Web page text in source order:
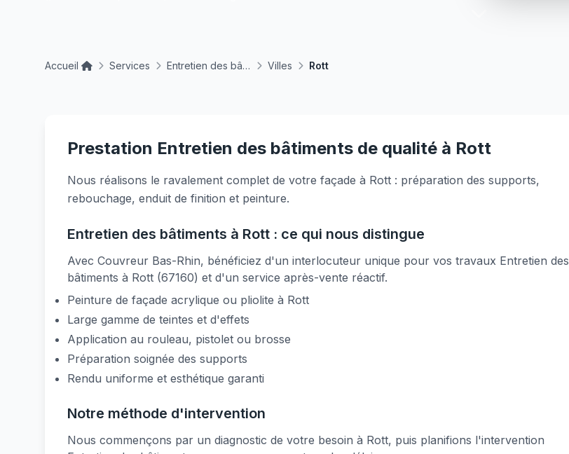
Accueil Services Entretien des bâtiments Villes Rott
Prestation Entretien des bâtiments de qualité à Rott
Nous réalisons le ravalement complet de votre façade à Rott : préparation des supports,
rebouchage, enduit de finition et peinture.
Entretien des bâtiments à Rott : ce qui nous distingue
Avec Couvreur Bas-Rhin, bénéficiez d'un interlocuteur unique pour vos travaux Entretien des
bâtiments à Rott (67160) et d'un service après-vente réactif.
Peinture de façade acrylique ou pliolite à Rott
Large gamme de teintes et d'effets
Application au rouleau, pistolet ou brosse
Préparation soignée des supports
Rendu uniforme et esthétique garanti
Notre méthode d'intervention
Nous commençons par un diagnostic de votre besoin à Rott, puis planifions l'intervention